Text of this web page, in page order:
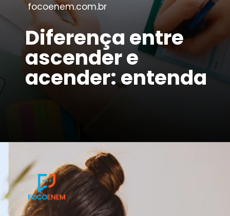
focoenem.com.br
Diferença entre
ascender e
acender: entenda